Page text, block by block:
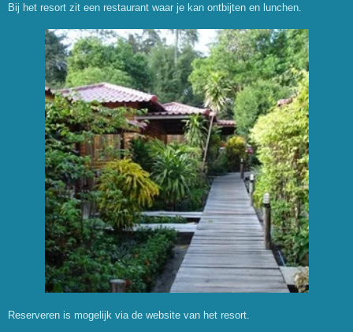
Bij het resort zit een restaurant waar je kan ontbijten en lunchen.
Reserveren is mogelijk via de website van het resort.